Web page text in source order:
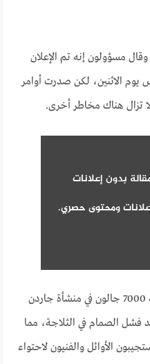
وقال مسؤولون إنه تم الإعلان
الاثنين، لكن صدرت أوامر
بدون إعلانات
ومحتوى حصري.
بدأت المياه في خزان ميثاكريليت سعة 7000 جالون في منشأة جاردن
الصمام في الثلاجة، مما
الأوائل والفنيون لاحتواء